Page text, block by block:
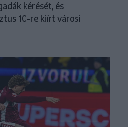
kérését, és
10-re kiírt városi